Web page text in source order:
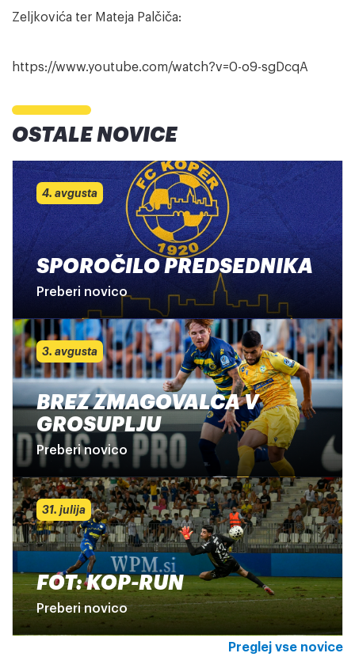
Zeljkovića ter Mateja Palčiča:
https://www.youtube.com/watch?v=0-o9-sgDcqA
OSTALE NOVICE
4. avgusta
SPOROČILO PREDSEDNIKA
Preberi novico
3. avgusta
BREZ ZMAGOVALCA V
GROSUPLJU
Preberi novico
31. julija
FOT: KOP-RUN
Preberi novico
Preglej vse novice